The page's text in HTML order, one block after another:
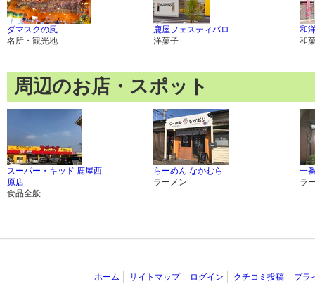
ダマスクの風
名所・観光地
鹿屋フェスティバロ
洋菓子
和
和
周辺のお店・スポット
スーパー・キッド 鹿屋西
原店
食品全般
らーめん なかむら
ラーメン
一
ラ
ホーム サイトマップ ログイン クチコミ投稿 プラ